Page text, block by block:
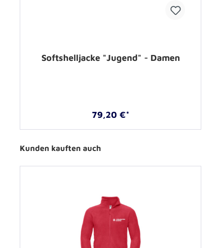
Softshelljacke "Jugend" - Damen
79,20 €*
Kunden kauften auch